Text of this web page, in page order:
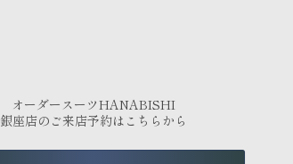
オーダースーツHANABISHI
銀座店のご来店予約はこちらから